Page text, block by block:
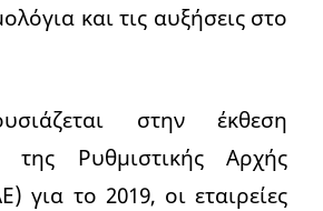
και τις αυξήσεις στο
στην έκθεση
της Ρυθμιστικής Αρχής
για το 2019, οι εταιρείες